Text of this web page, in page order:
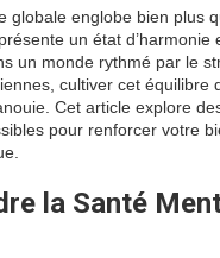
globale englobe bien plus
un état d’harmonie
un monde rythmé par le
cultiver cet équilibre
Cet article explore
pour renforcer votre
la Santé